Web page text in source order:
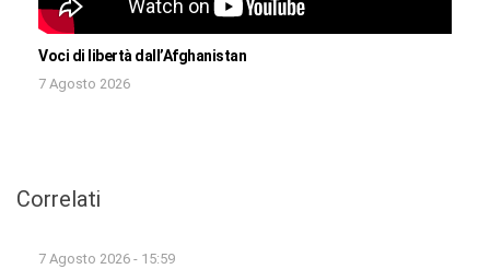
Voci di libertà dall’Afghanistan
7 Agosto 2026
Correlati
7 Agosto 2026 - 15:59